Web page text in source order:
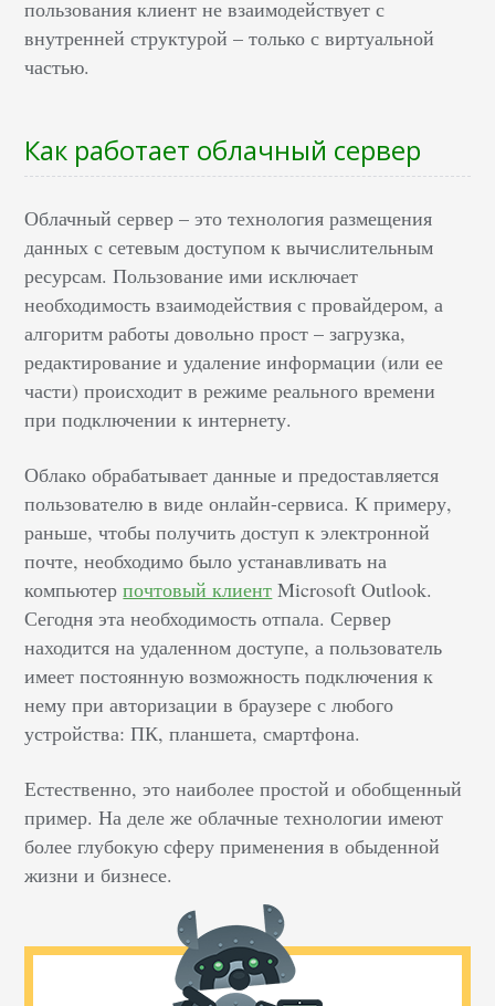
пользования клиент не взаимодействует с
внутренней структурой – только с виртуальной
частью.
Как работает облачный сервер
Облачный сервер – это технология размещения
данных с сетевым доступом к вычислительным
ресурсам. Пользование ими исключает
необходимость взаимодействия с провайдером, а
алгоритм работы довольно прост – загрузка,
редактирование и удаление информации (или ее
части) происходит в режиме реального времени
при подключении к интернету.
Облако обрабатывает данные и предоставляется
пользователю в виде онлайн-сервиса. К примеру,
раньше, чтобы получить доступ к электронной
почте, необходимо было устанавливать на
компьютерпочтовый клиент Microsoft Outlook.
Сегодня эта необходимость отпала. Сервер
находится на удаленном доступе, а пользователь
имеет постоянную возможность подключения к
нему при авторизации в браузере с любого
устройства: ПК, планшета, смартфона.
Естественно, это наиболее простой и обобщенный
пример. На деле же облачные технологии имеют
более глубокую сферу применения в обыденной
жизни и бизнесе.